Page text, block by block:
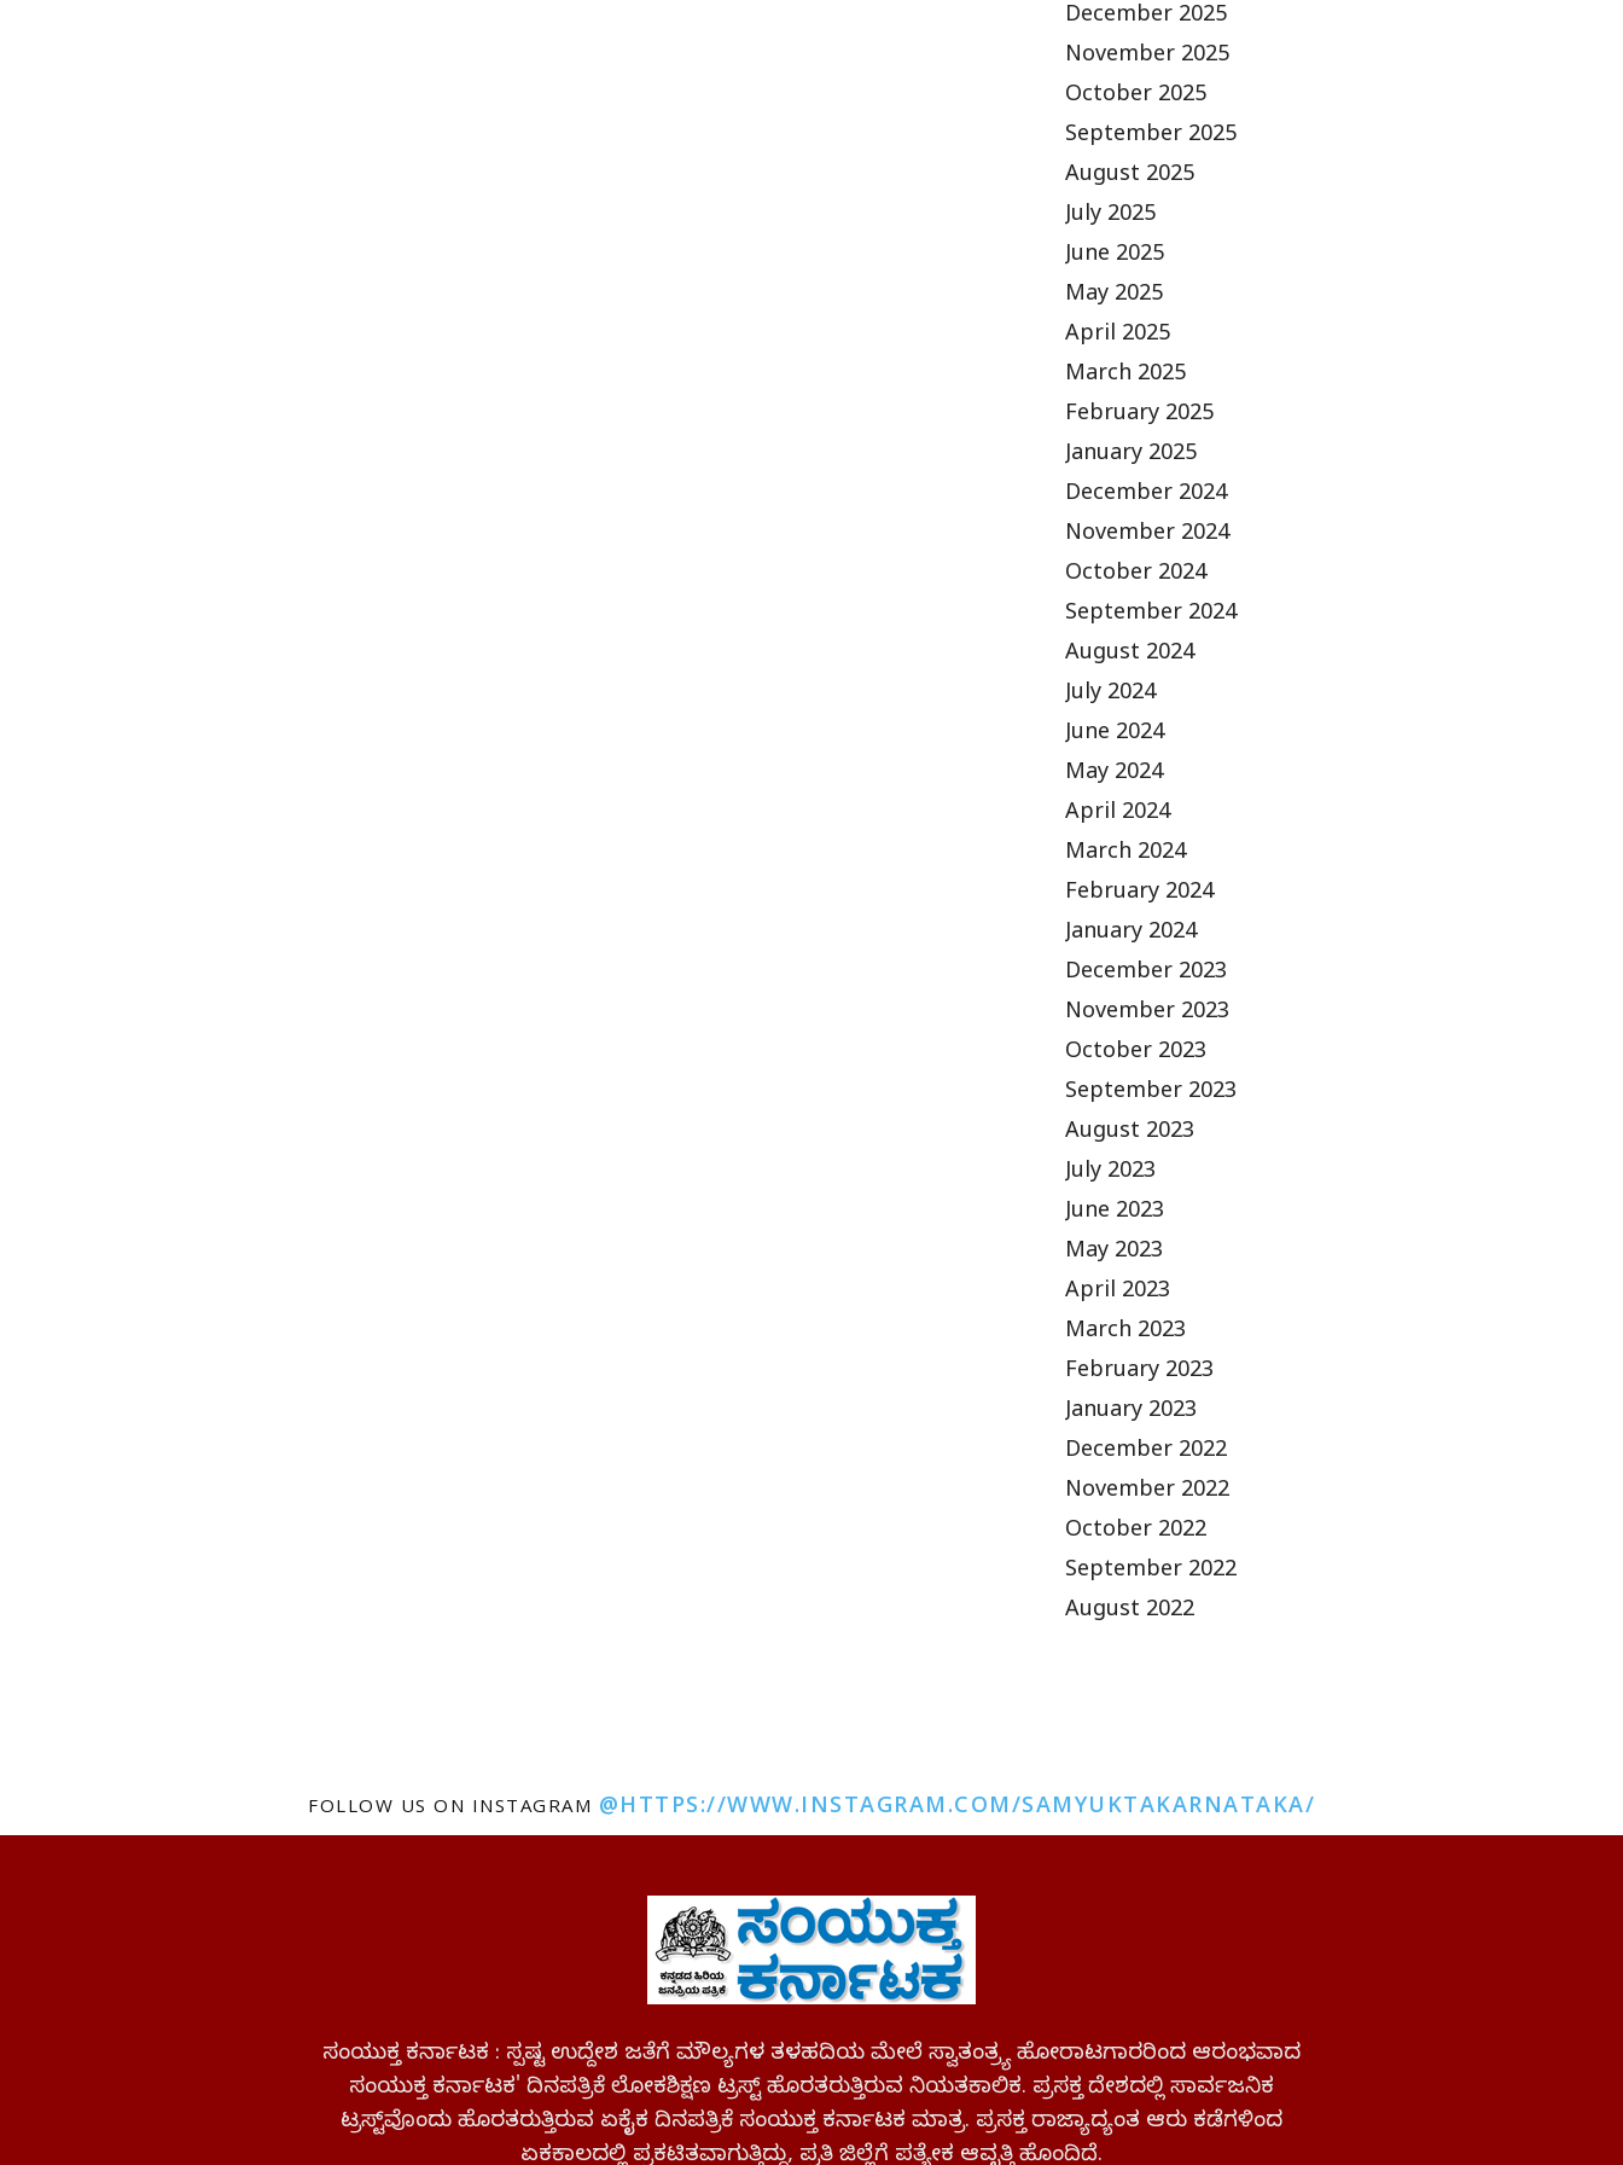
December 2025
November 2025
October 2025
September 2025
August 2025
July 2025
June 2025
May 2025
April 2025
March 2025
February 2025
January 2025
December 2024
November 2024
October 2024
September 2024
August 2024
July 2024
June 2024
May 2024
April 2024
March 2024
February 2024
January 2024
December 2023
November 2023
October 2023
September 2023
August 2023
July 2023
June 2023
May 2023
April 2023
March 2023
February 2023
January 2023
December 2022
November 2022
October 2022
September 2022
August 2022
FOLLOW US ON INSTAGRAM @HTTPS://WWW.INSTAGRAM.COM/SAMYUKTAKARNATAKA/
ಸಂಯುಕ್ತ ಕರ್ನಾಟಕ : ಸ್ಪಷ್ಟ ಉದ್ದೇಶ ಜತೆಗೆ ಮೌಲ್ಯಗಳ ತಳಹದಿಯ ಮೇಲೆ ಸ್ವಾತಂತ್ರ್ಯ ಹೋರಾಟಗಾರರಿಂದ ಆರಂಭವಾದ
ಸಂಯುಕ್ತ ಕರ್ನಾಟಕ' ದಿನಪತ್ರಿಕೆ ಲೋಕಶಿಕ್ಷಣ ಟ್ರಸ್ಟ್ ಹೊರತರುತ್ತಿರುವ ನಿಯತಕಾಲಿಕ. ಪ್ರಸಕ್ತ ದೇಶದಲ್ಲಿ ಸಾರ್ವಜನಿಕ
ಟ್ರಸ್ಟ್‌ವೊಂದು ಹೊರತರುತ್ತಿರುವ ಏಕೈಕ ದಿನಪತ್ರಿಕೆ ಸಂಯುಕ್ತ ಕರ್ನಾಟಕ ಮಾತ್ರ. ಪ್ರಸಕ್ತ ರಾಜ್ಯಾದ್ಯಂತ ಆರು ಕಡೆಗಳಿಂದ
ಏಕಕಾಲದಲ್ಲಿ ಪ್ರಕಟಿತವಾಗುತ್ತಿದ್ದು, ಪ್ರತಿ ಜಿಲ್ಲೆಗೆ ಪತ್ಯೇಕ ಆವೃತ್ತಿ ಹೊಂದಿದೆ.